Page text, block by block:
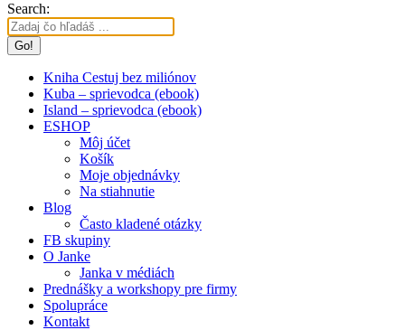
Search:
Kniha Cestuj bez miliónov
Kuba – sprievodca (ebook)
Island – sprievodca (ebook)
ESHOP
Môj účet
Košík
Moje objednávky
Na stiahnutie
Blog
Často kladené otázky
FB skupiny
O Janke
Janka v médiách
Prednášky a workshopy pre firmy
Spolupráce
Kontakt